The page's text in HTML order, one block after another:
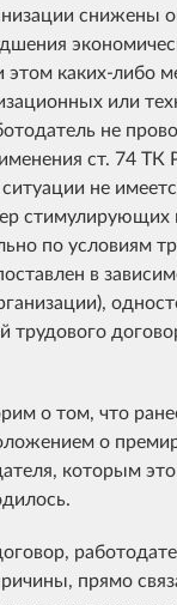
снижены
этом каких-либо
или
не
ст. 74 ТК
не
стимулирующих
по условиям
в
трудового
о том, что
о
которым это
прямо